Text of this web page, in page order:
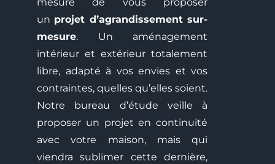
mesure de vous proposer
un projet d’agrandissement sur-
mesure. Un aménagement
intérieur et extérieur totalement
libre, adapté à vos envies et vos
contraintes, quelles qu’elles soient.
Notre bureau d’étude veille à
proposer un projet en continuité
avec votre maison, mais qui
viendra sublimer cette dernière,